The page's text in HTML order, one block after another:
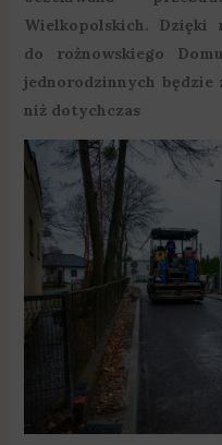
Wielkopolskich. Dzięki
do rożnowskiego
jednorodzinnych będzie
niż dotychczas